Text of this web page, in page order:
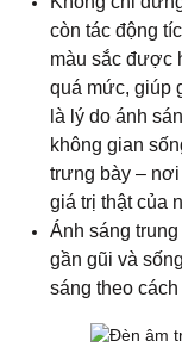
Dễ Dàng Lắp
Mọi Không
Đèn LED âm
giản và linh
hầu hết các
cho đến trần
đèn cố định
và thẩm mỹ tối